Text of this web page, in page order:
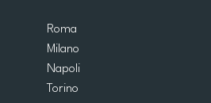
Roma
Milano
Napoli
Torino